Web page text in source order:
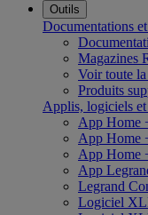
Outils
Documentations
Magazines
Voir toute
Produits
Applis, logiciels
App Home
App Home
App Home
App
Legrand
Logiciel